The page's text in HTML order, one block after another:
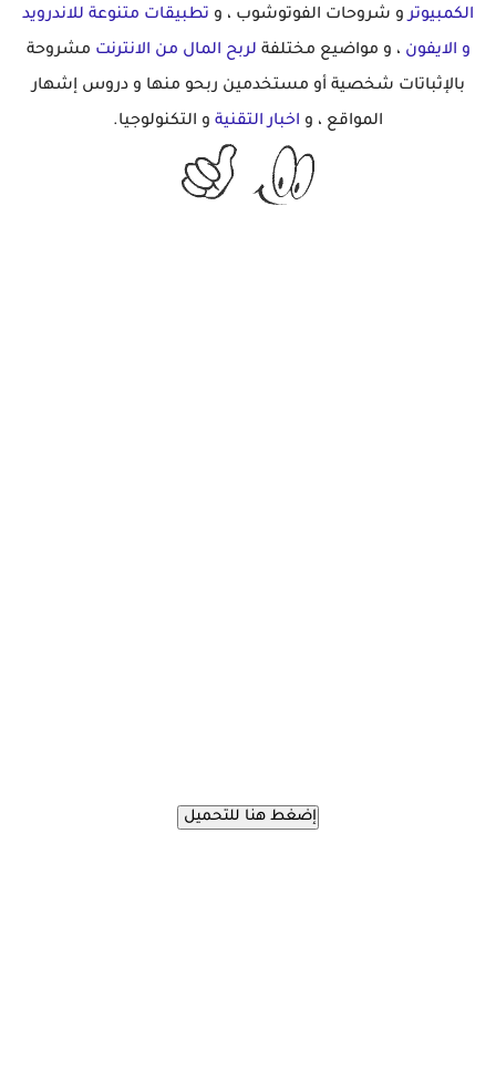
الكمبيوترو شروحات الفوتوشوب ، و تطبيقات متنوعة للاندرويد
و الايفون ، و مواضيع مختلفة لربح المال من الانترنت مشروحة
بالإثباتات شخصية أو مستخدمين ربحو منها و دروس إشهار
المواقع ، و اخبار التقنية و التكنولوجيا.